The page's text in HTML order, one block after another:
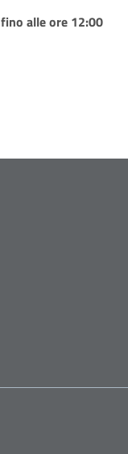
fino alle ore 12:00